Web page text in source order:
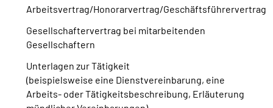
Arbeitsvertrag/Honorarvertrag/Geschäftsführervertrag
Gesellschaftervertrag bei mitarbeitenden
Gesellschaftern
Unterlagen zur Tätigkeit
(beispielsweise eine Dienstvereinbarung, eine
Arbeits- oder Tätigkeitsbeschreibung, Erläuterung